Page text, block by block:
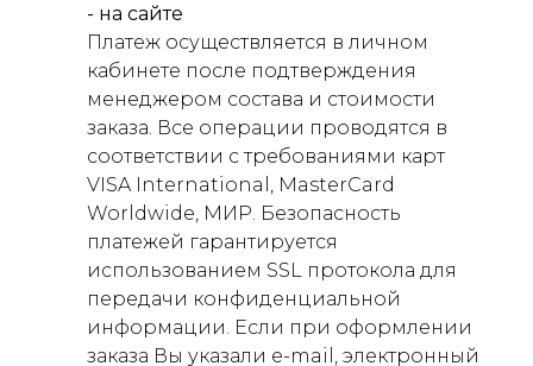
- на сайте
Платеж осуществляется в личном
кабинете после подтверждения
менеджером состава и стоимости
заказа. Все операции проводятся в
соответствии с требованиями карт
VISA International, MasterCard
Worldwide, МИР. Безопасность
платежей гарантируется
использованием SSL протокола для
передачи конфиденциальной
информации. Если при оформлении
заказа Вы указали e-mail, электронный